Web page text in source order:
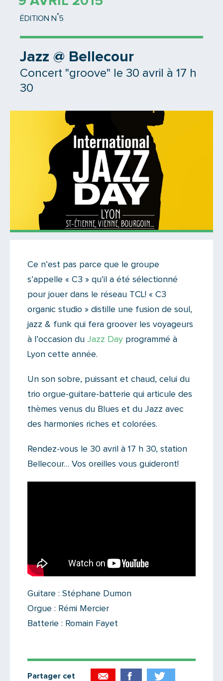
ÉDITION N °5
Jazz @ Bellecour
Concert "groove" le 30 avril à 17 h
30
Il n'y a aucun commentaire...
Ajoutez le vôtre
Ce n’est pas parce que le groupe
s’appelle « C3 » qu’il a été sélectionné
pour jouer dans le réseau TCL! « C3
organic studio » distille une fusion de soul,
jazz & funk qui fera groover les voyageurs
à l’occasion du Jazz Day programmé à
Lyon cette année.
Un son sobre, puissant et chaud, celui du
trio orgue-guitare-batterie qui articule des
thèmes venus du Blues et du Jazz avec
des harmonies riches et colorées.
Rendez-vous le 30 avril à 17 h 30, station
Bellecour… Vos oreilles vous guideront!
Guitare : Stéphane Dumon
Orgue : Rémi Mercier
Batterie : Romain Fayet
Partager cet